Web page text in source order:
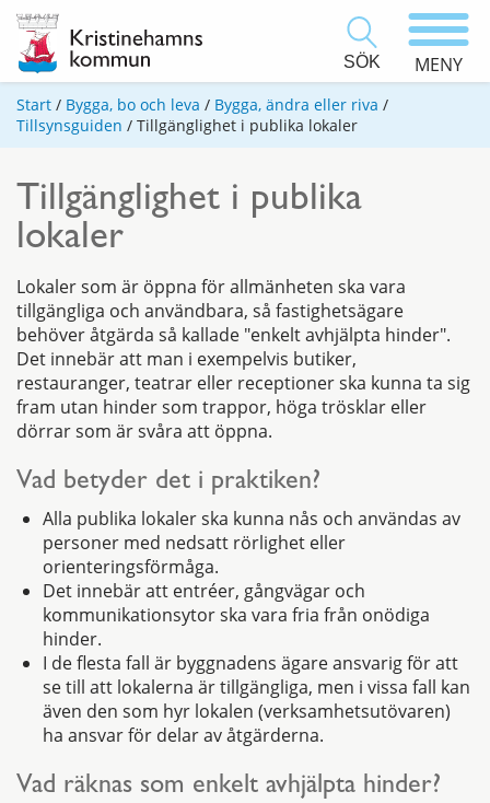
SÖK MENY
Start / Bygga, bo och leva / Bygga, ändra eller riva /
Tillsynsguiden / Tillgänglighet i publika lokaler
Tillgänglighet i publika
lokaler
Lokaler som är öppna för allmänheten ska vara
tillgängliga och användbara, så fastighetsägare
behöver åtgärda så kallade "enkelt avhjälpta hinder".
Det innebär att man i exempelvis butiker,
restauranger, teatrar eller receptioner ska kunna ta sig
fram utan hinder som trappor, höga trösklar eller
dörrar som är svåra att öppna.
Vad betyder det i praktiken?
Alla publika lokaler ska kunna nås och användas av
personer med nedsatt rörlighet eller
orienteringsförmåga.
Det innebär att entréer, gångvägar och
kommunikationsytor ska vara fria från onödiga
hinder.
I de flesta fall är byggnadens ägare ansvarig för att
se till att lokalerna är tillgängliga, men i vissa fall kan
även den som hyr lokalen (verksamhetsutövaren)
ha ansvar för delar av åtgärderna.
Vad räknas som enkelt avhjälpta hinder?